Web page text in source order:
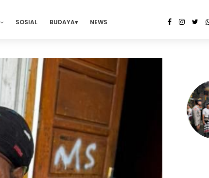
SOSIAL BUDAYA NEWS